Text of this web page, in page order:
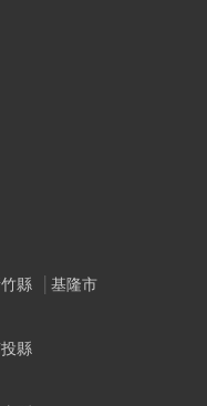
縣
基隆市
縣